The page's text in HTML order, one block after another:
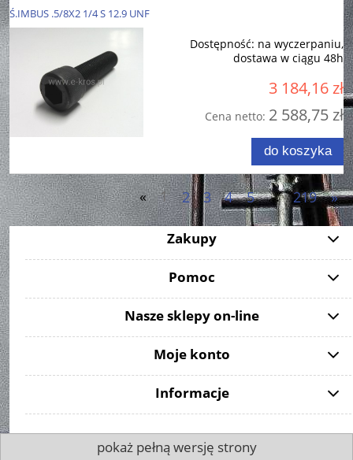
Ś.IMBUS .5/8X2 1/4 S 12.9 UNF
Dostępność: na wyczerpaniu,
dostawa w ciągu 48h
3 184,16 zł
Cena netto: 2 588,75 zł
do koszyka
« 1 2 3 4 5 ... 219 »
Zakupy
Pomoc
Nasze sklepy on-line
Moje konto
Informacje
pokaż pełną wersję strony